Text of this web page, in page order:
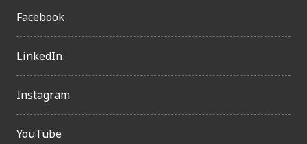
Facebook
LinkedIn
Instagram
YouTube